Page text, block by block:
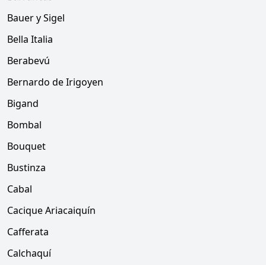
Bauer y Sigel
Bella Italia
Berabevú
Bernardo de Irigoyen
Bigand
Bombal
Bouquet
Bustinza
Cabal
Cacique Ariacaiquín
Cafferata
Calchaquí